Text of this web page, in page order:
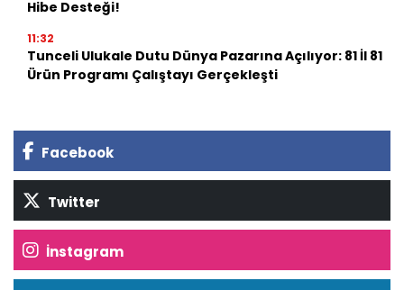
Hibe Desteği!
11:32
Tunceli Ulukale Dutu Dünya Pazarına Açılıyor: 81 İl 81
Ürün Programı Çalıştayı Gerçekleşti
Facebook
Twitter
İnstagram